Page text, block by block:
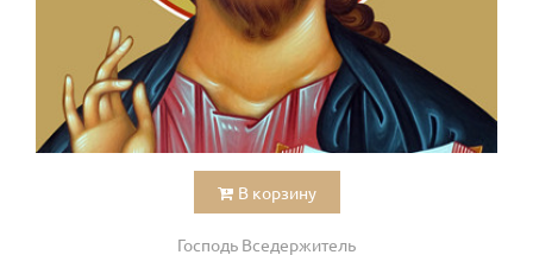
В корзину
Господь Вседержитель